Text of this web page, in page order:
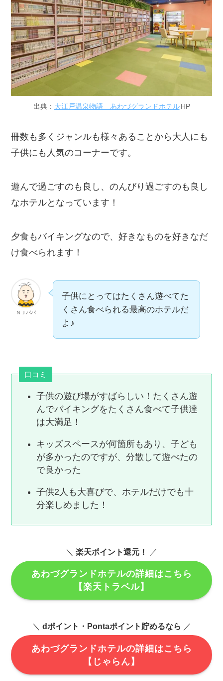
出典： 大江戸温泉物語 あわづグランドホテル HP
冊数も多くジャンルも様々あることから大人にも
子供にも人気のコーナーです。
遊んで過ごすのも良し、のんびり過ごすのも良し
なホテルとなっています！
夕食もバイキングなので、好きなものを好きなだ
け食べられます！
ＮＪパパ
子供にとってはたくさん遊べてた
くさん食べられる最高のホテルだ
よ♪
口コミ
子供の遊び場がすばらしい！たくさん遊
んでバイキングをたくさん食べて子供達
は大満足！
キッズスペースが何箇所もあり、子ども
が多かったのですが、分散して遊べたの
で良かった
子供2人も大喜びで、ホテルだけでも十
分楽しめました！
＼ 楽天ポイント還元！ ／
あわづグランドホテルの詳細はこちら
【楽天トラベル】
＼ dポイント・Pontaポイント貯めるなら ／
あわづグランドホテルの詳細はこちら
【じゃらん】